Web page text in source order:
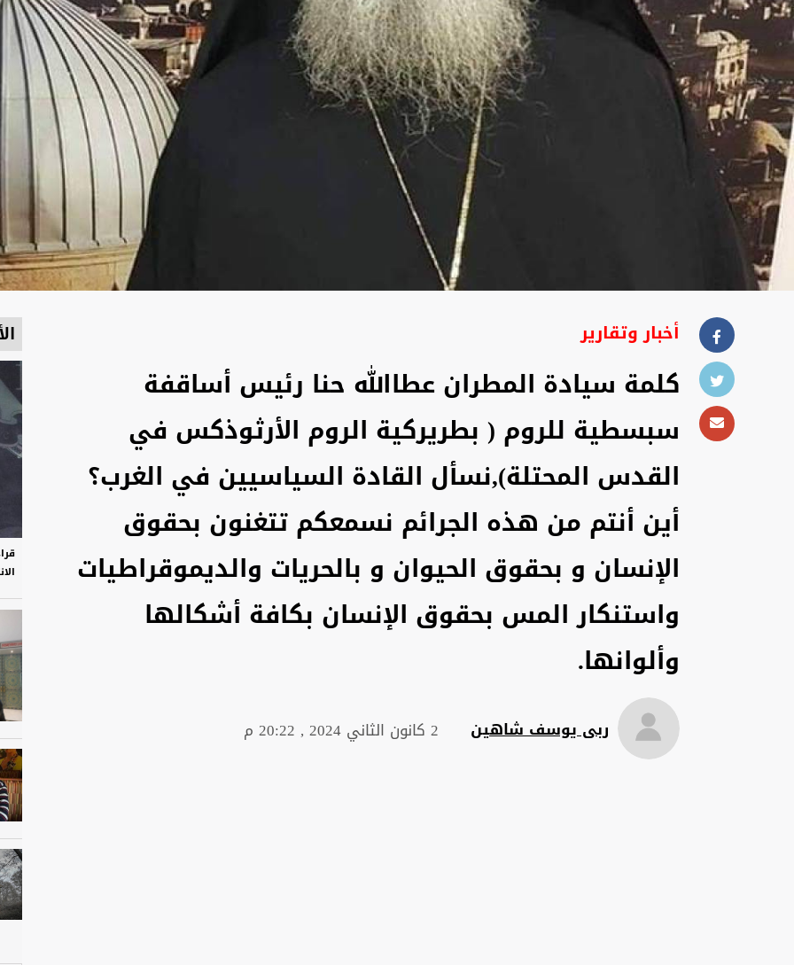
أخبار وتقارير
كلمة سيادة المطران عطاالله حنا رئيس أساقفة
سبسطية للروم ( بطريركية الروم الأرثوذكس في
القدس المحتلة),نسأل القادة السياسيين في الغرب؟
أين أنتم من هذه الجرائم نسمعكم تتغنون بحقوق
الإنسان و بحقوق الحيوان و بالحريات والديموقراطيات
واستنكار المس بحقوق الإنسان بكافة أشكالها
وألوانها.
ربى يوسف شاهين 2 كانون الثاني 2024 , 20:22 م